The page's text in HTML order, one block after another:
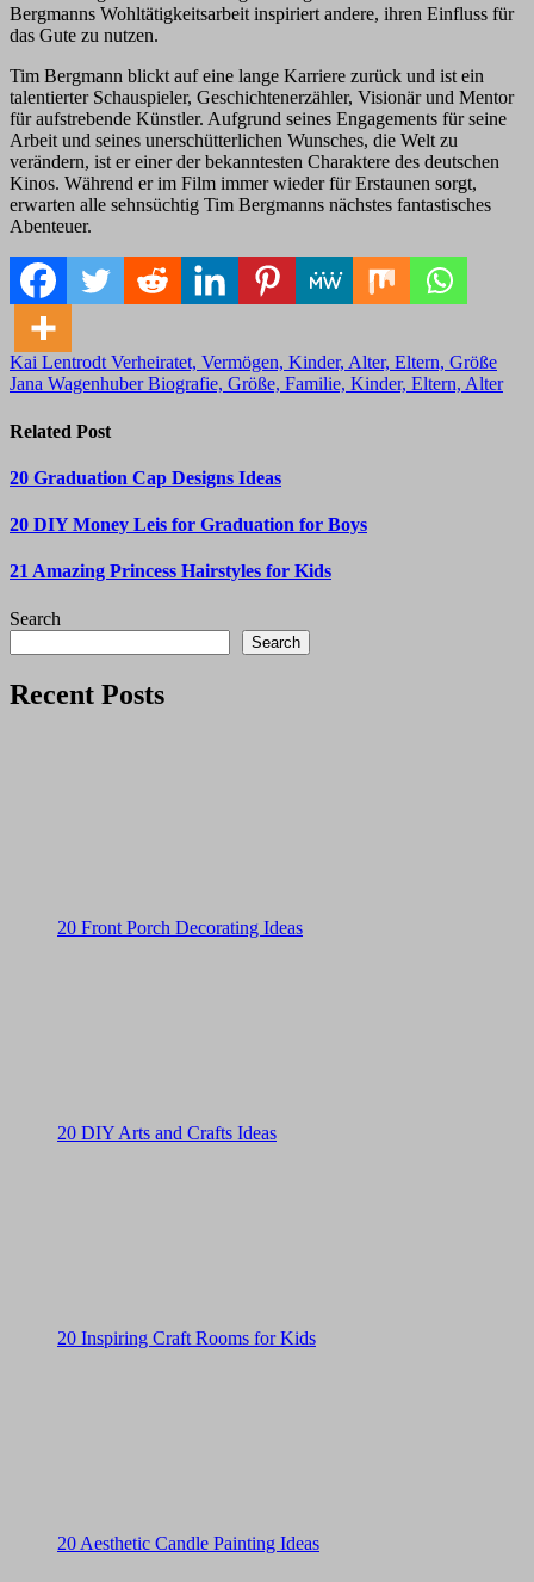
Bergmanns Wohltätigkeitsarbeit inspiriert andere, ihren Einfluss für
das Gute zu nutzen.
Tim Bergmann blickt auf eine lange Karriere zurück und ist ein
talentierter Schauspieler, Geschichtenerzähler, Visionär und Mentor
für aufstrebende Künstler. Aufgrund seines Engagements für seine
Arbeit und seines unerschütterlichen Wunsches, die Welt zu
verändern, ist er einer der bekanntesten Charaktere des deutschen
Kinos. Während er im Film immer wieder für Erstaunen sorgt,
erwarten alle sehnsüchtig Tim Bergmanns nächstes fantastisches
Abenteuer.
Post
navigation
Kai Lentrodt Verheiratet, Vermögen, Kinder, Alter, Eltern, Größe
Jana Wagenhuber Biografie, Größe, Familie, Kinder, Eltern, Alter
Related Post
20 Graduation Cap Designs Ideas
20 DIY Money Leis for Graduation for Boys
21 Amazing Princess Hairstyles for Kids
Search
Search
Recent Posts
20 Front Porch Decorating Ideas
20 DIY Arts and Crafts Ideas
20 Inspiring Craft Rooms for Kids
20 Aesthetic Candle Painting Ideas